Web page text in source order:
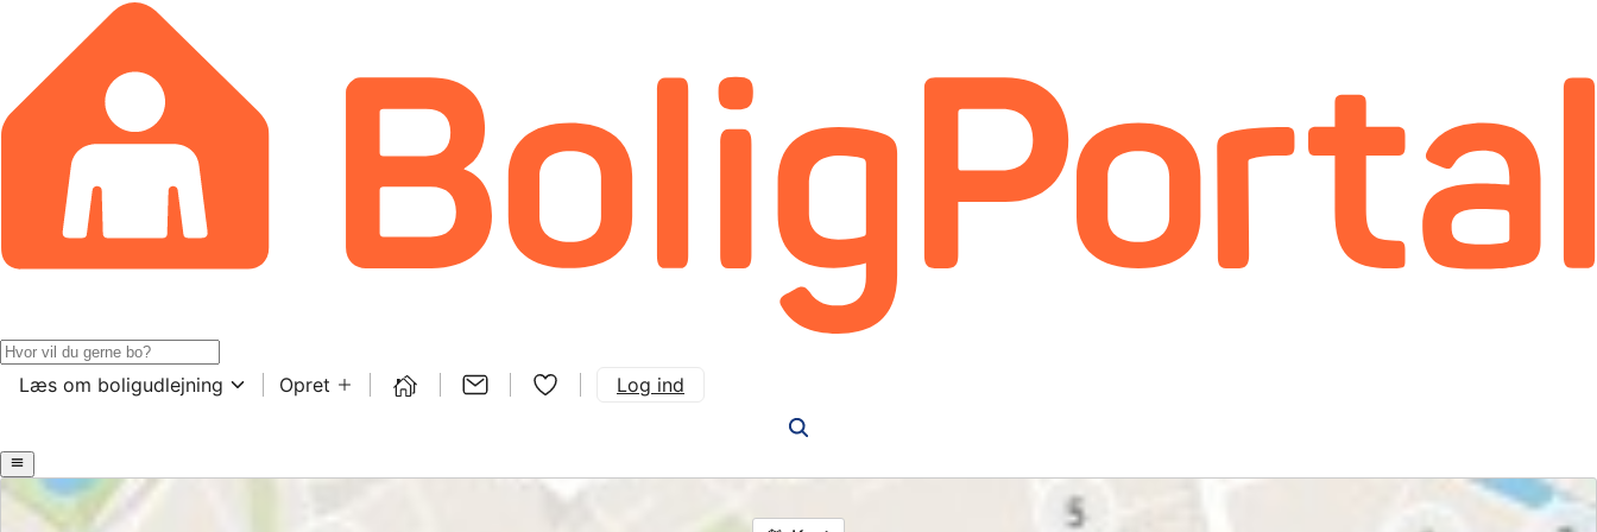
Læs om boligudlejning Opret Log ind